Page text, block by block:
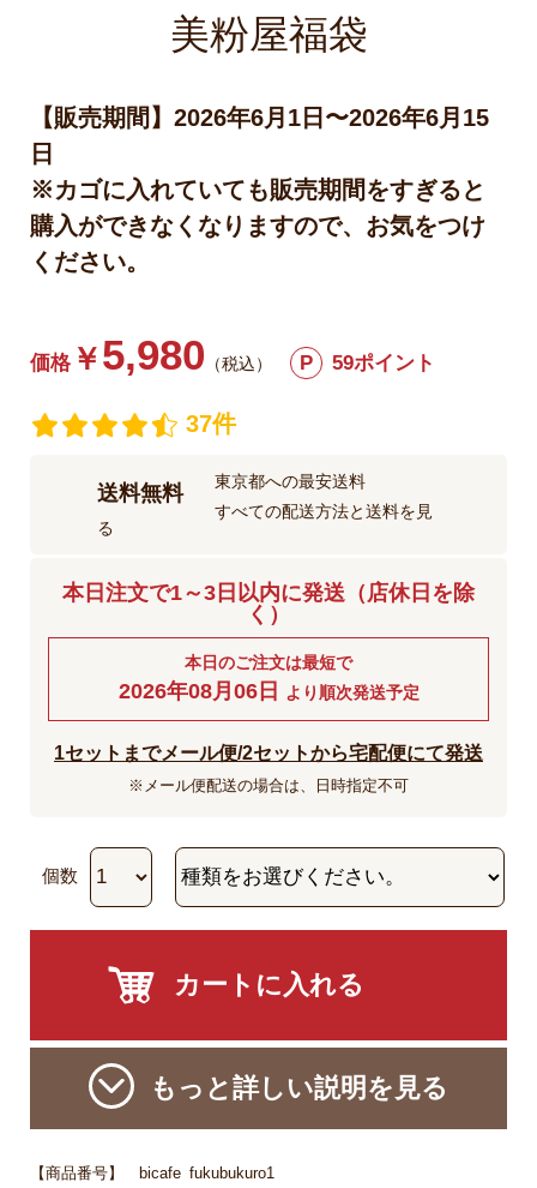
美粉屋福袋
【販売期間】2026年6月1日〜2026年6月15
日
※カゴに入れていても販売期間をすぎると
購入ができなくなりますので、お気をつけ
ください。
価格 ￥5,980 （税込） P 59ポイント
37件
送料無料
東京都への最安送料
すべての配送方法と送料を見
る
本日注文で1～3日以内に発送（店休日を除
く）
本日のご注文は最短で
2026年08月06日 より順次発送予定
1セットまでメール便/2セットから宅配便にて発送
※メール便配送の場合は、日時指定不可
個数
もっと詳しい説明を見る
【商品番号】 bicafe_fukubukuro1